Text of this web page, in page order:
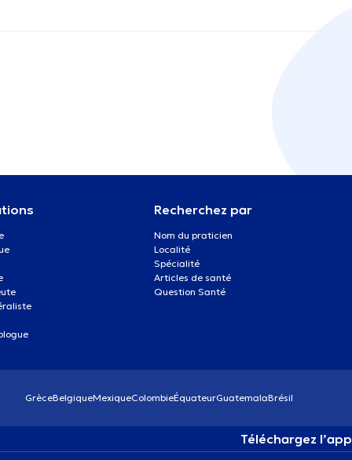
Recherchez par
Nom du praticien
Localité
Spécialité
Articles de santé
Question Santé
GrèceBelgiqueMexiqueColombieÉquateurGuatemalaBrésil
Téléchargez l’app